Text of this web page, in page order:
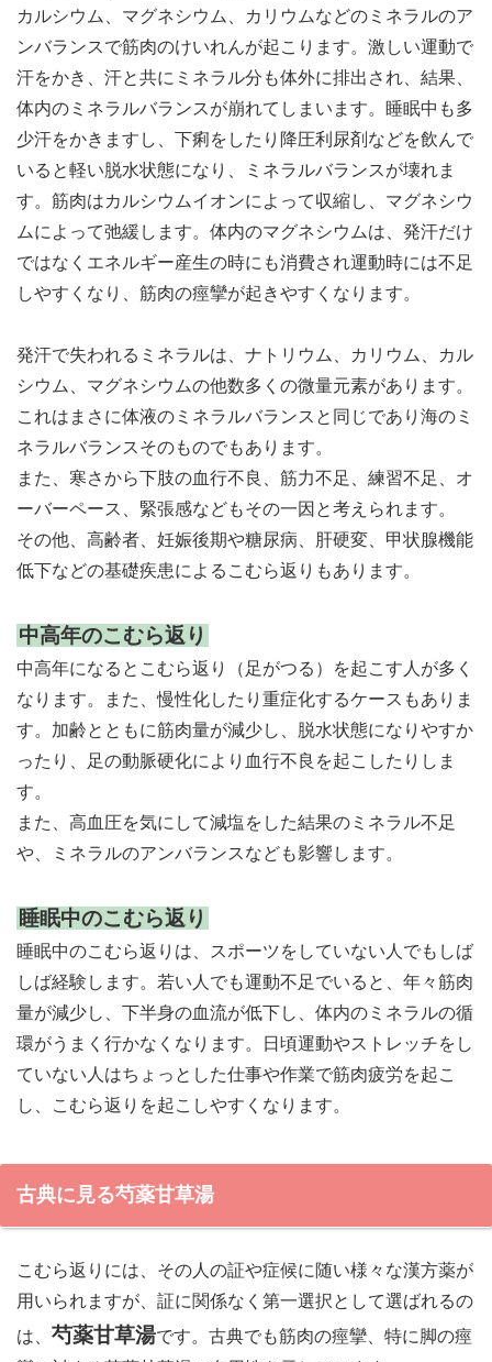
カルシウム、マグネシウム、カリウムなどのミネラルのア
ンバランスで筋肉のけいれんが起こります。激しい運動で
汗をかき、汗と共にミネラル分も体外に排出され、結果、
体内のミネラルバランスが崩れてしまいます。睡眠中も多
少汗をかきますし、下痢をしたり降圧利尿剤などを飲んで
いると軽い脱水状態になり、ミネラルバランスが壊れま
す。筋肉はカルシウムイオンによって収縮し、マグネシウ
ムによって弛緩します。体内のマグネシウムは、発汗だけ
ではなくエネルギー産生の時にも消費され運動時には不足
しやすくなり、筋肉の痙攣が起きやすくなります。
発汗で失われるミネラルは、ナトリウム、カリウム、カル
シウム、マグネシウムの他数多くの微量元素があります。
これはまさに体液のミネラルバランスと同じであり海のミ
ネラルバランスそのものでもあります。
また、寒さから下肢の血行不良、筋力不足、練習不足、オ
ーバーペース、緊張感などもその一因と考えられます。
その他、高齢者、妊娠後期や糖尿病、肝硬変、甲状腺機能
低下などの基礎疾患によるこむら返りもあります。
中高年のこむら返り
中高年になるとこむら返り（足がつる）を起こす人が多く
なります。また、慢性化したり重症化するケースもありま
す。加齢とともに筋肉量が減少し、脱水状態になりやすか
ったり、足の動脈硬化により血行不良を起こしたりしま
す。
また、高血圧を気にして減塩をした結果のミネラル不足
や、ミネラルのアンバランスなども影響します。
睡眠中のこむら返り
睡眠中のこむら返りは、スポーツをしていない人でもしば
しば経験します。若い人でも運動不足でいると、年々筋肉
量が減少し、下半身の血流が低下し、体内のミネラルの循
環がうまく行かなくなります。日頃運動やストレッチをし
ていない人はちょっとした仕事や作業で筋肉疲労を起こ
し、こむら返りを起こしやすくなります。
古典に見る芍薬甘草湯
こむら返りには、その人の証や症候に随い様々な漢方薬が
用いられますが、証に関係なく第一選択として選ばれるの
は、 芍薬甘草湯です。古典でも筋肉の痙攣、特に脚の痙